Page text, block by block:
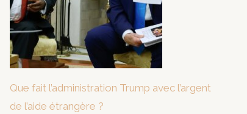
Que fait l’administration Trump avec l’argent
de l’aide étrangère ?